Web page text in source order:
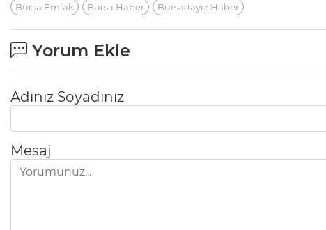
Bursa Emlak Bursa Haber Bursadayız Haber
Yorum Ekle
Adınız Soyadınız
Mesaj